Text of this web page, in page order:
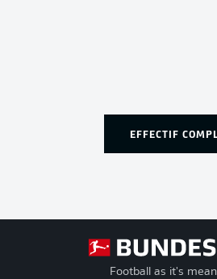
EFFECTIF
Football as it's